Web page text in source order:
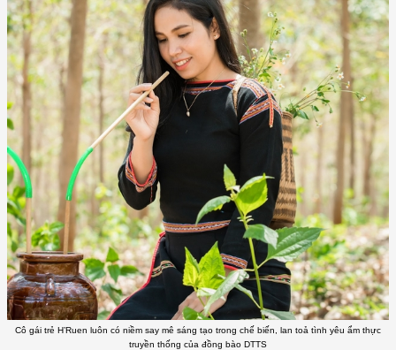
Cô gái trẻ H’Ruen luôn có niềm say mê sáng tạo trong chế biến, lan toả tình yêu ẩm thực
truyền thống của đồng bào DTTS